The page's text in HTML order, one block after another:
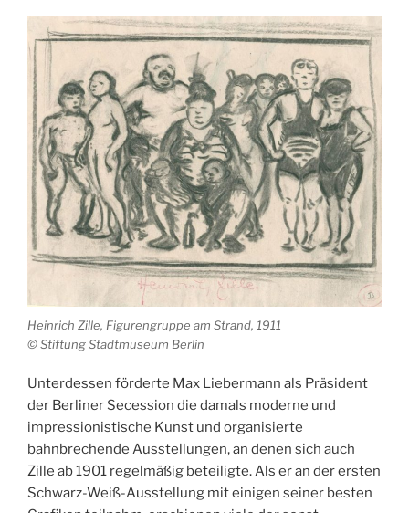
Heinrich Zille, Figurengruppe am Strand, 1911
© Stiftung Stadtmuseum Berlin
Unterdessen förderte Max Liebermann als Präsident
der Berliner Secession die damals moderne und
impressionistische Kunst und organisierte
bahnbrechende Ausstellungen, an denen sich auch
Zille ab 1901 regelmäßig beteiligte. Als er an der ersten
Schwarz-Weiß-Ausstellung mit einigen seiner besten